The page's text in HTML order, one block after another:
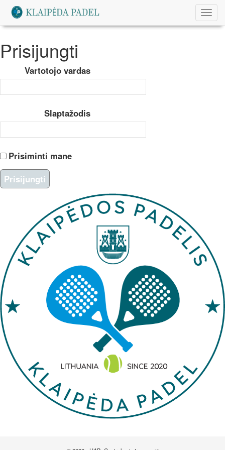
Prisijungti
Vartotojo vardas
Slaptažodis
Prisiminti mane